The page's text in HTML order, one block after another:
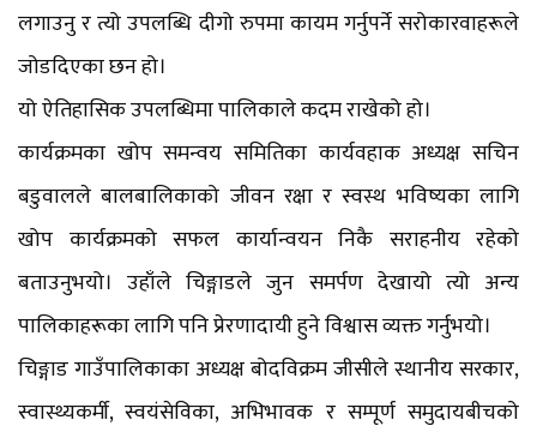
लगाउनु र त्यो उपलब्धि दीगो रुपमा कायम गर्नुपर्ने सरोकारवाहरूले
जोडदिएका छन हो।
यो ऐतिहासिक उपलब्धिमा पालिकाले कदम राखेको हो।
कार्यक्रमका खोप समन्वय समितिका कार्यवहाक अध्यक्ष सचिन
बडुवालले बालबालिकाको जीवन रक्षा र स्वस्थ भविष्यका लागि
खोप कार्यक्रमको सफल कार्यान्वयन निकै सराहनीय रहेको
बताउनुभयो। उहाँले चिङ्गाडले जुन समर्पण देखायो त्यो अन्य
पालिकाहरूका लागि पनि प्रेरणादायी हुने विश्वास व्यक्त गर्नुभयो।
चिङ्गाड गाउँपालिकाका अध्यक्ष बोदविक्रम जीसीले स्थानीय सरकार,
स्वास्थ्यकर्मी, स्वयंसेविका, अभिभावक र सम्पूर्ण समुदायबीचको